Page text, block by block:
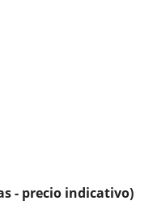
bathroom. This bedroom
bedroom includes also
including 4 bunk beds, 2
WC are shared.
beds 90 cm configurable
- precio indicativo)